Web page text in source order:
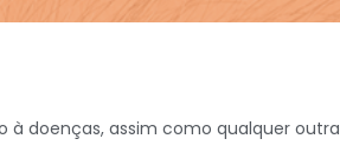
à doenças, assim como qualquer outra